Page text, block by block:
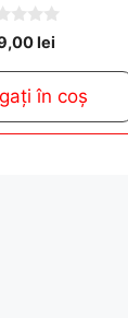
lei
în coș